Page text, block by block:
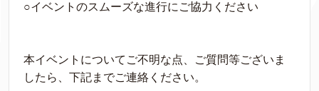
○イベントのスムーズな進行にご協力ください
本イベントについてご不明な点、ご質問等ございま
したら、下記までご連絡ください。